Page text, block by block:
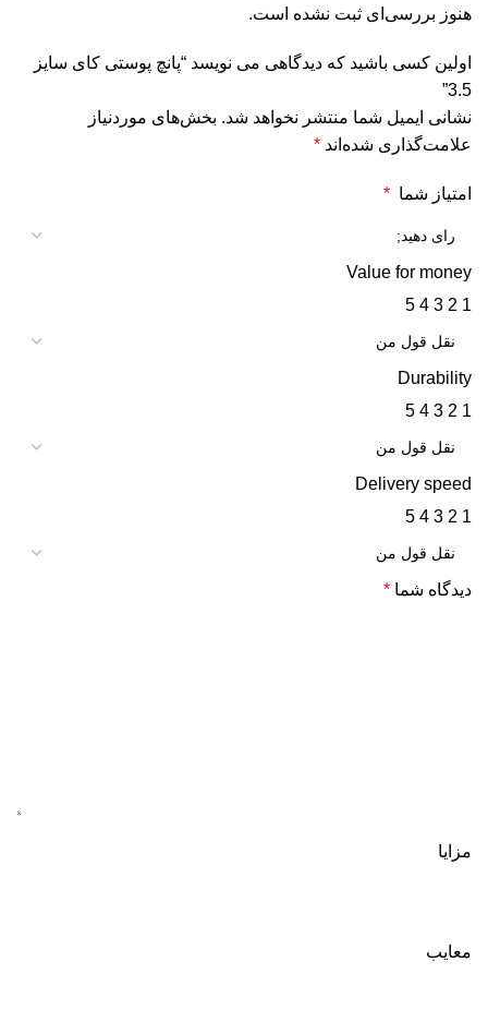
هنوز بررسی‌ای ثبت نشده است.
اولین کسی باشید که دیدگاهی می نویسد “پانچ پوستی کای سایز
3.5”
نشانی ایمیل شما منتشر نخواهد شد. بخش‌های موردنیاز
علامت‌گذاری شده‌اند *
امتیاز شما *
Value for money
1
2
3
4
5
Durability
1
2
3
4
5
Delivery speed
1
2
3
4
5
دیدگاه شما *
مزایا
معایب